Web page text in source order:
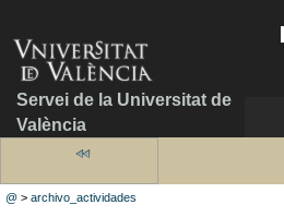
Servei de la Universitat de
València
@ >archivo_actividades